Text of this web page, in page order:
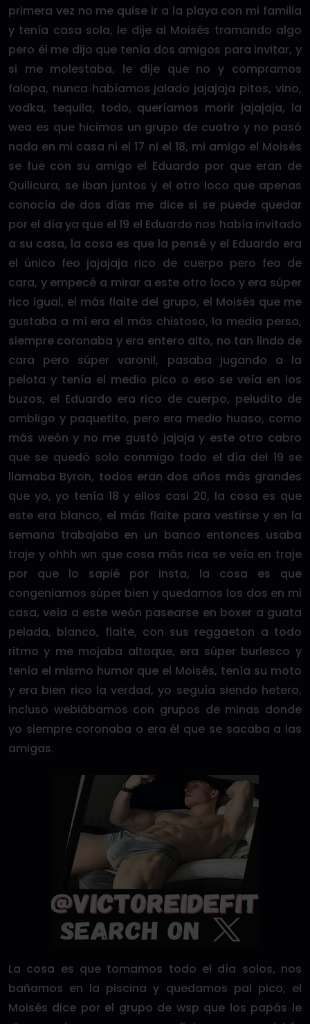
primera vez no me quise ir a la playa con mi familia
y tenía casa sola, le dije al Moisés tramando algo
pero él me dijo que tenía dos amigos para invitar, y
si me molestaba, le dije que no y compramos
falopa, nunca habíamos jalado jajajaja pitos, vino,
vodka, tequila, todo, queríamos morir jajajaja, la
wea es que hicimos un grupo de cuatro y no pasó
nada en mi casa ni el 17 ni el 18, mi amigo el Moisés
se fue con su amigo el Eduardo por que eran de
Quilicura, se iban juntos y el otro loco que apenas
conocía de dos días me dice si se puede quedar
por el día ya que el 19 el Eduardo nos había invitado
a su casa, la cosa es que la pensé y el Eduardo era
el único feo jajajaja rico de cuerpo pero feo de
cara, y empecé a mirar a este otro loco y era súper
rico igual, el más flaite del grupo, el Moisés que me
gustaba a mí era el más chistoso, la media perso,
siempre coronaba y era entero alto, no tan lindo de
cara pero súper varonil, pasaba jugando a la
pelota y tenía el medio pico o eso se veía en los
buzos, el Eduardo era rico de cuerpo, peludito de
ombligo y paquetito, pero era medio huaso, como
más weón y no me gustó jajaja y este otro cabro
que se quedó solo conmigo todo el día del 19 se
llamaba Byron, todos eran dos años más grandes
que yo, yo tenía 18 y ellos casi 20, la cosa es que
este era blanco, el más flaite para vestirse y en la
semana trabajaba en un banco entonces usaba
traje y ohhh wn que cosa más rica se veía en traje
por que lo sapié por insta, la cosa es que
congeniamos súper bien y quedamos los dos en mi
casa, veía a este weón pasearse en boxer a guata
pelada, blanco, flaite, con sus reggaeton a todo
ritmo y me mojaba altoque, era súper burlesco y
tenía el mismo humor que el Moisés, tenía su moto
y era bien rico la verdad, yo seguía siendo hetero,
incluso webiábamos con grupos de minas donde
yo siempre coronaba o era él que se sacaba a las
amigas.
La cosa es que tomamos todo el día solos, nos
bañamos en la piscina y quedamos pal pico, el
Moisés dice por el grupo de wsp que los papás le